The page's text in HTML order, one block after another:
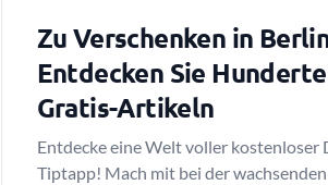
Zu Verschenken in
Entdecken Sie
Gratis-Artikeln
Entdecke eine Welt voller kostenloser
Tiptapp! Mach mit bei der